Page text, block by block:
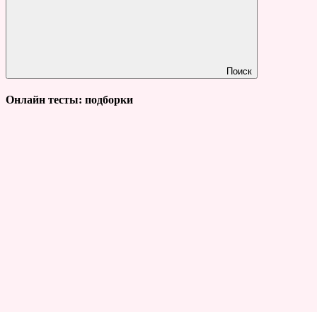
Поиск
Онлайн тесты: подборки